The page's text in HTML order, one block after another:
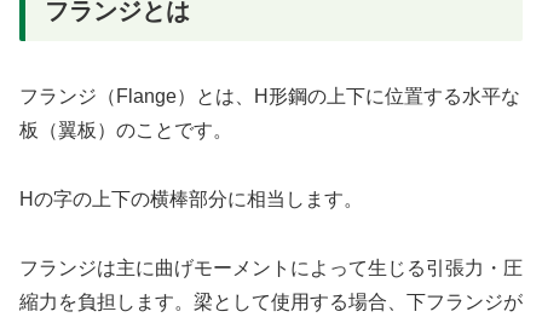
フランジとは
フランジ（Flange）とは、H形鋼の上下に位置する水平な
板（翼板）のことです。
Hの字の上下の横棒部分に相当します。
フランジは主に曲げモーメントによって生じる引張力・圧
縮力を負担します。梁として使用する場合、下フランジが